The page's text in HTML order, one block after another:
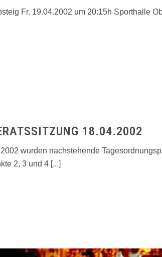
Fr. 19.04.2002 um 20:15h Sporthalle
18.04.2002
wurden nachstehende
2, 3 und 4 [...]